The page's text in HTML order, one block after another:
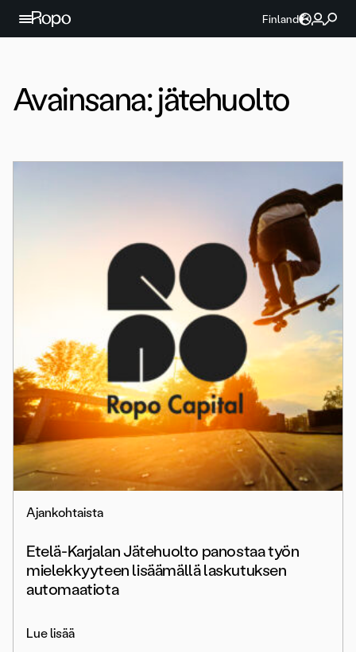
Jatka sisältöön
Finland
Avainsana:jätehuolto
Ajankohtaista
Etelä-Karjalan Jätehuolto panostaa työn
mielekkyyteen lisäämällä laskutuksen
automaatiota
Lue lisää